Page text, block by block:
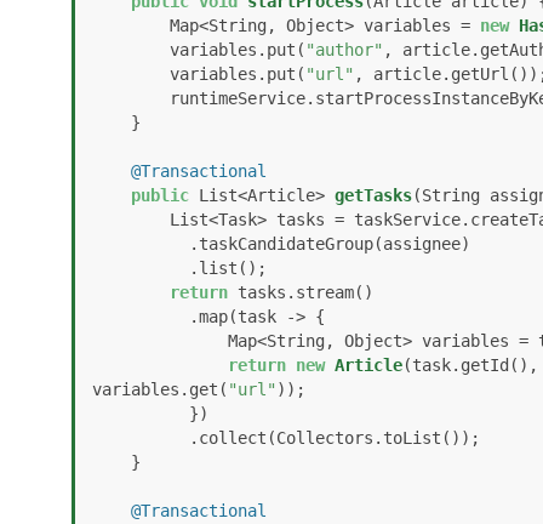
        Map<String, Object> variables =
new
        variables.put(
"author" ,
        variables.put(
"url" ,
@Transactional
public List<Article> getTasks(String
return tasks.stream()
return new Article(task.getId(),
variables.get( "url" ));
@Transactional